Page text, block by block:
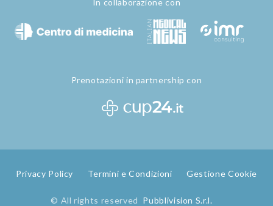
In collaborazione con
Prenotazioni in partnership con
Privacy Policy Termini e Condizioni Gestione Cookie
© All rights reserved Pubblivision S.r.l.